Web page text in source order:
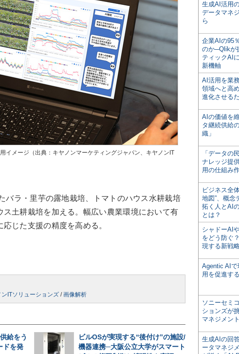
イメージ（出典：キヤノンマーケティングジャパン、キヤノンIT
ラ・里芋の露地栽培、トマトのハウス水耕栽培
土耕栽培を加える。幅広い農業環境において有
じた支援の精度を高める。
ンITソリューションズ /画像解析
給をう
ドを発
ビルOSが実現する“後付け”の施設/
機器連携─大阪公立大学がスマート
生成AI活用
データマネ
ら
企業AIの95
のか─Qlikが
ティックAI
新機軸
AI活用を業
領域へと高
進化させる
AIの価値を
タ継続供給
織」
「データの
ナレッジ提
用の仕組み
ビジネス全
地図”、概念
拓く人とAI
とは？
シャドーAI
をどう防ぐ
現する新戦
Agentic AI
用を促進す
ソニーセミ
ションズが
マネジメント
生成AIの回
ータマネジ